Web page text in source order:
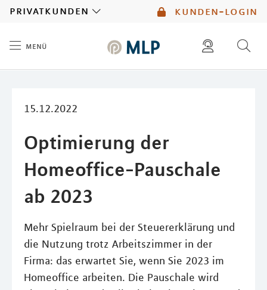
kunden-login
privatkunden
menü
15.12.2022
Optimierung der
Homeoffice-Pauschale
ab 2023
Mehr Spielraum bei der Steuererklärung und
die Nutzung trotz Arbeitszimmer in der
Firma: das erwartet Sie, wenn Sie 2023 im
Homeoffice arbeiten. Die Pauschale wird